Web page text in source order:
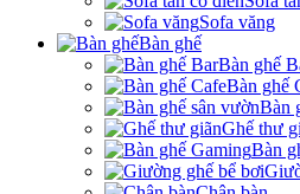
Sofa văng
Bàn ghế
Bàn ghế
Bàn ghế
Bàn
Ghế thư
Bàn